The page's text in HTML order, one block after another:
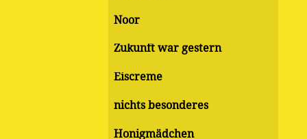
Noor
Zukunft war gestern
Eiscreme
nichts besonderes
Honigmädchen